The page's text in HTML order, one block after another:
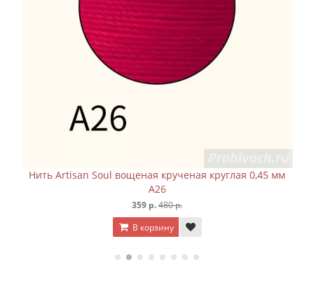
вощеная крученая круглая 0,45 мм
Нить Artisan